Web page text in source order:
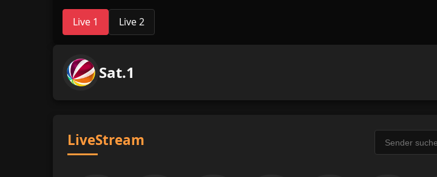
Live 1 Live 2
Sat.1
LiveStream